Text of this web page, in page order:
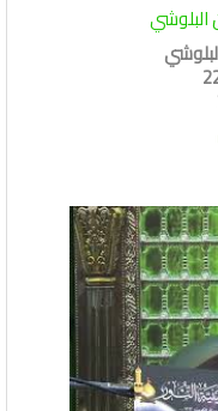
البلوشي